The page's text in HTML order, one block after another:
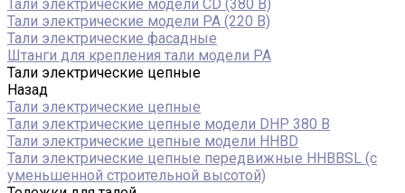
Тали электрические модели CD (380 В)
Тали электрические модели РА (220 В)
Тали электрические фасадные
Штанги для крепления тали модели РА
Тали электрические цепные
Назад
Тали электрические цепные
Тали электрические цепные модели DHP 380 В
Тали электрические цепные модели HHBD
Тали электрические цепные передвижные HHBBSL (с
уменьшенной строительной высотой)